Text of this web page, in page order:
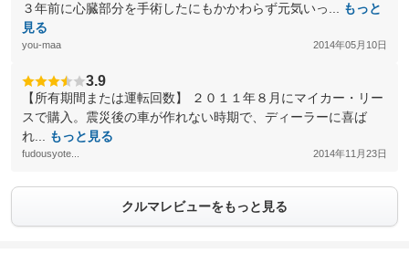
３年前に心臓部分を手術したにもかかわらず元気いっ...
もっと
見る
you-maa 2014年05月10日
3.9
【所有期間または運転回数】 ２０１１年８月にマイカー・リー
スで購入。震災後の車が作れない時期で、ディーラーに喜ば
れ...
もっと見る
fudousyote... 2014年11月23日
クルマレビューをもっと見る